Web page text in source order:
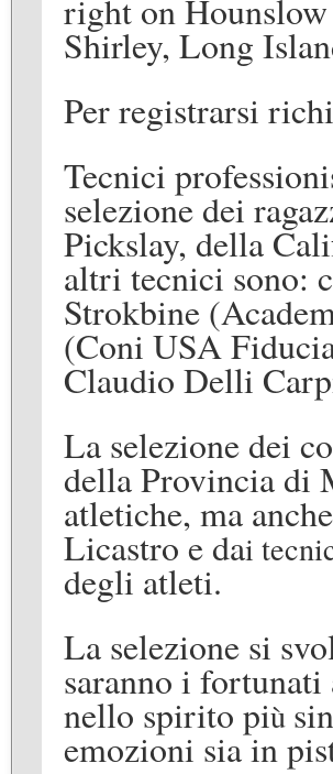
right on
Shirley, Long
Per registrarsi
Tecnici
selezione dei
Pickslay, della
altri tecnici sono:
Strokbine
(Coni USA
Claudio Delli
La selezione dei
della Provincia di
atletiche, ma
Licastro e dai
degli atleti.
La selezione si
saranno i fortunati
nello spirito più
emozioni siain